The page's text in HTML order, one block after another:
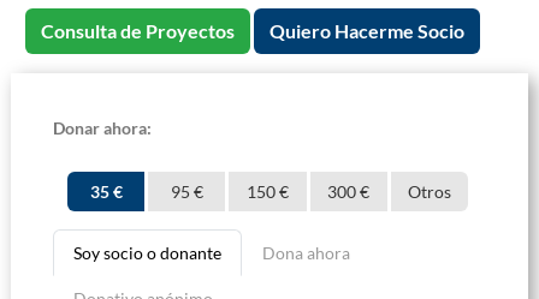
Consulta de Proyectos Quiero Hacerme Socio
Donar ahora:
35 € 95 € 150 € 300 € Otros
Soy socio o donante Dona ahora